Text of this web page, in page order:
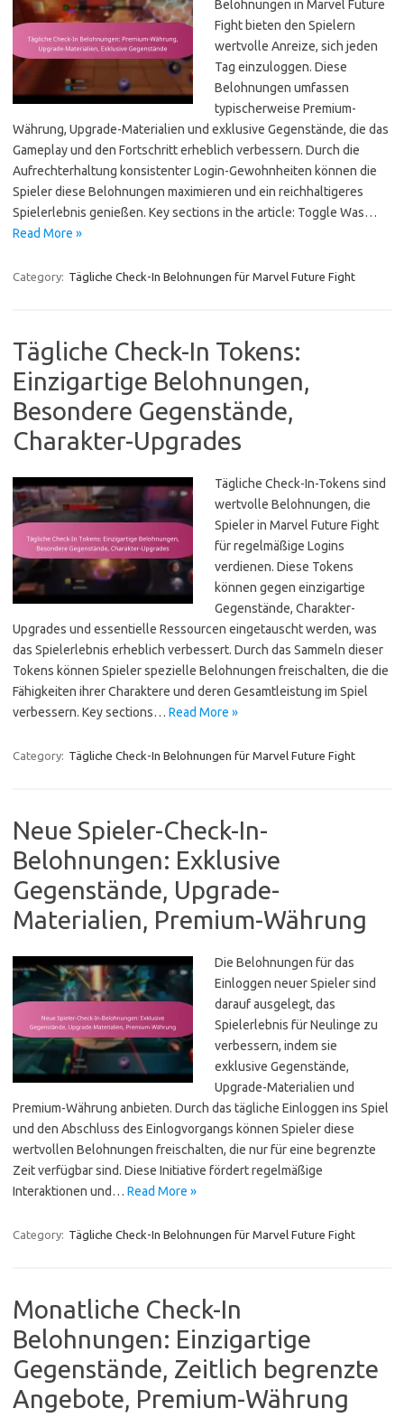
Belohnungen in Marvel Future
Fight bieten den Spielern
wertvolle Anreize, sich jeden
Tag einzuloggen. Diese
Belohnungen umfassen
typischerweise Premium-
Währung, Upgrade-Materialien und exklusive Gegenstände, die das
Gameplay und den Fortschritt erheblich verbessern. Durch die
Aufrechterhaltung konsistenter Login-Gewohnheiten können die
Spieler diese Belohnungen maximieren und ein reichhaltigeres
Spielerlebnis genießen. Key sections in the article: Toggle Was…
Read More »
Category: Tägliche Check-In Belohnungen für Marvel Future Fight
Tägliche Check-In Tokens:
Einzigartige Belohnungen,
Besondere Gegenstände,
Charakter-Upgrades
Tägliche Check-In-Tokens sind
wertvolle Belohnungen, die
Spieler in Marvel Future Fight
für regelmäßige Logins
verdienen. Diese Tokens
können gegen einzigartige
Gegenstände, Charakter-
Upgrades und essentielle Ressourcen eingetauscht werden, was
das Spielerlebnis erheblich verbessert. Durch das Sammeln dieser
Tokens können Spieler spezielle Belohnungen freischalten, die die
Fähigkeiten ihrer Charaktere und deren Gesamtleistung im Spiel
verbessern. Key sections… Read More »
Category: Tägliche Check-In Belohnungen für Marvel Future Fight
Neue Spieler-Check-In-
Belohnungen: Exklusive
Gegenstände, Upgrade-
Materialien, Premium-Währung
Die Belohnungen für das
Einloggen neuer Spieler sind
darauf ausgelegt, das
Spielerlebnis für Neulinge zu
verbessern, indem sie
exklusive Gegenstände,
Upgrade-Materialien und
Premium-Währung anbieten. Durch das tägliche Einloggen ins Spiel
und den Abschluss des Einlogvorgangs können Spieler diese
wertvollen Belohnungen freischalten, die nur für eine begrenzte
Zeit verfügbar sind. Diese Initiative fördert regelmäßige
Interaktionen und… Read More »
Category: Tägliche Check-In Belohnungen für Marvel Future Fight
Monatliche Check-In
Belohnungen: Einzigartige
Gegenstände, Zeitlich begrenzte
Angebote, Premium-Währung